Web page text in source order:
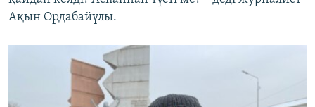
Ақын Ордабайұлы.